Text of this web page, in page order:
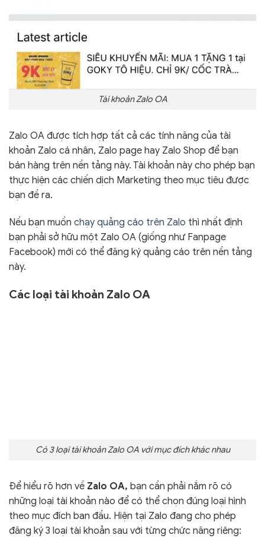
Tài khoản Zalo OA
Zalo OA được tích hợp tất cả các tính năng của tài
khoản Zalo cá nhân, Zalo page hay Zalo Shop để bạn
bán hàng trên nền tảng này. Tài khoản này cho phép bạn
thực hiện các chiến dịch Marketing theo mục tiêu được
bạn đề ra.
Nếu bạn muốn chạy quảng cáo trên Zalo thì nhất định
bạn phải sở hữu một Zalo OA (giống như Fanpage
Facebook) mới có thể đăng ký quảng cáo trên nền tảng
này.
Các loại tài khoản Zalo OA
Có 3 loại tài khoản Zalo OA với mục đích khác nhau
Để hiểu rõ hơn về Zalo OA, bạn cần phải nắm rõ có
những loại tài khoản nào để có thể chọn đúng loại hình
theo mục đích ban đầu. Hiện tại Zalo đang cho phép
đăng ký 3 loại tài khoản sau với từng chức năng riêng: